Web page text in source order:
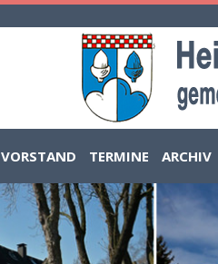
VORSTAND TERMINE ARCHIV